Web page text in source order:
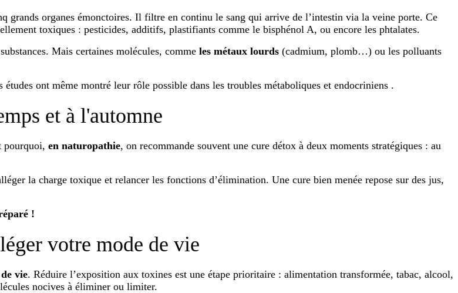
grands organes émonctoires. Il filtre en continu le sang qui arrive de l’intestin via la veine porte. Ce
toxiques : pesticides, additifs, plastifiants comme le bisphénol A, ou encore les phtalates.
Mais certaines molécules, comme les métaux lourds (cadmium, plomb…) ou les polluants
ont même montré leur rôle possible dans les troubles métaboliques et endocriniens .
et à l'automne
pourquoi, en naturopathie, on recommande souvent une cure détox à deux moments stratégiques : au
la charge toxique et relancer les fonctions d’élimination. Une cure bien menée repose sur des jus,
!
votre mode de vie
vie. Réduire l’exposition aux toxines est une étape prioritaire : alimentation transformée, tabac, alcool,
nocives à éliminer ou limiter.